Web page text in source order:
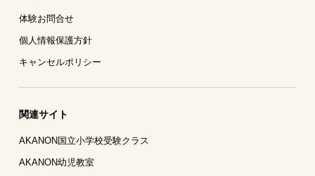
体験お問合せ
個人情報保護方針
キャンセルポリシー
関連サイト
AKANON国立小学校受験クラス
AKANON幼児教室